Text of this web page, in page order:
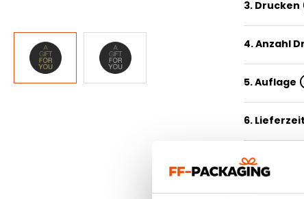
3. Drucken
4. Anzahl
5. Auflage
6. Lieferzeit
7. Design